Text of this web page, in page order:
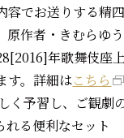
容でお送りする精四
作者・きむらゆう
年歌舞伎座上
す。詳細はこちら
く予習し、ご観劇
る便利なセット